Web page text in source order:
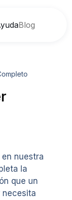
Blog
nuestra
la
que un
necesita